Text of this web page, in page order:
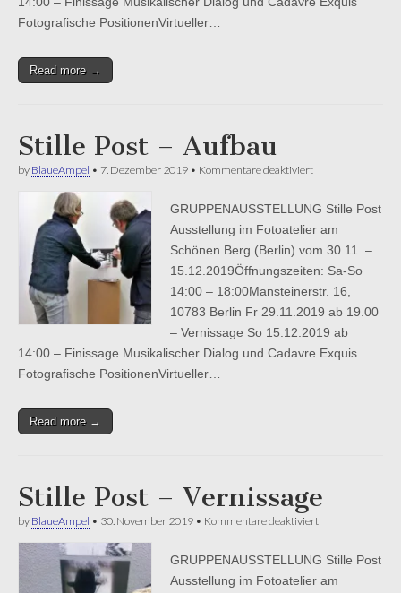
Fotografische PositionenVirtueller…
Read more →
Stille Post – Aufbau
by BlaueAmpel • 7. Dezember 2019 • Kommentare deaktiviertfür
–
Aufbau
GRUPPENAUSSTELLUNG Stille Post
Ausstellung im Fotoatelier am
Schönen Berg (Berlin) vom 30.11. –
15.12.2019Öffnungszeiten: Sa-So
14:00 – 18:00Mansteinerstr. 16,
10783 Berlin Fr 29.11.2019 ab 19.00
– Vernissage So 15.12.2019 ab
14:00 – Finissage Musikalischer Dialog und Cadavre Exquis
Fotografische PositionenVirtueller…
Read more →
Stille Post – Vernissage
by BlaueAmpel • 30. November 2019 • Kommentare deaktiviertfür
–
Vernissage
GRUPPENAUSSTELLUNG Stille Post
Ausstellung im Fotoatelier am